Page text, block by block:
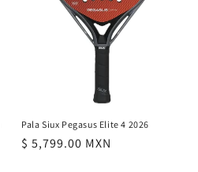
Pala Siux Pegasus Elite 4 2026
Precio
$ 5,799.00 MXN